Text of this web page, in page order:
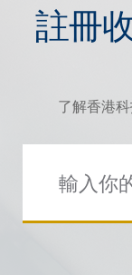
註冊
了解香港